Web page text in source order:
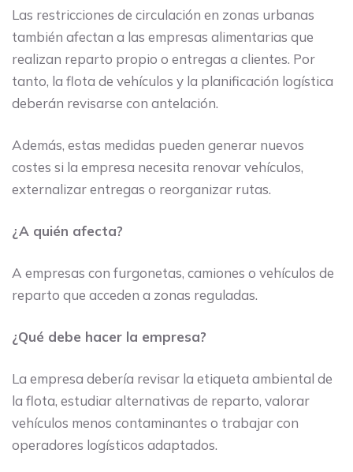
Las restricciones de circulación en zonas urbanas
también afectan a las empresas alimentarias que
realizan reparto propio o entregas a clientes. Por
tanto, la flota de vehículos y la planificación logística
deberán revisarse con antelación.
Además, estas medidas pueden generar nuevos
costes si la empresa necesita renovar vehículos,
externalizar entregas o reorganizar rutas.
¿A quién afecta?
A empresas con furgonetas, camiones o vehículos de
reparto que acceden a zonas reguladas.
¿Qué debe hacer la empresa?
La empresa debería revisar la etiqueta ambiental de
la flota, estudiar alternativas de reparto, valorar
vehículos menos contaminantes o trabajar con
operadores logísticos adaptados.